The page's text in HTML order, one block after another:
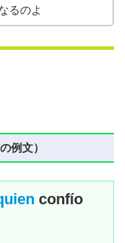
るのよ
例文）
confío